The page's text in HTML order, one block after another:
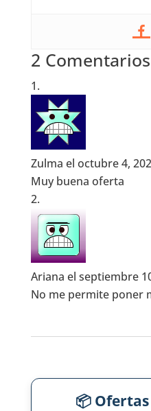
2 Comentarios
Zulma el octubre 4,
Muy buena oferta
Ariana el septiembre
No me permite poner
📦